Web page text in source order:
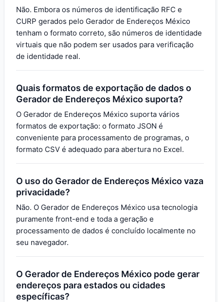
Não. Embora os números de identificação RFC e
CURP gerados pelo Gerador de Endereços México
tenham o formato correto, são números de identidade
virtuais que não podem ser usados para verificação
de identidade real.
Quais formatos de exportação de dados o
Gerador de Endereços México suporta?
O Gerador de Endereços México suporta vários
formatos de exportação: o formato JSON é
conveniente para processamento de programas, o
formato CSV é adequado para abertura no Excel.
O uso do Gerador de Endereços México vaza
privacidade?
Não. O Gerador de Endereços México usa tecnologia
puramente front-end e toda a geração e
processamento de dados é concluído localmente no
seu navegador.
O Gerador de Endereços México pode gerar
endereços para estados ou cidades
específicas?